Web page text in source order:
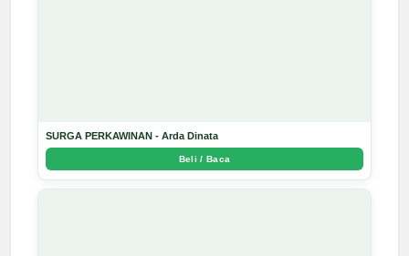
SURGA PERKAWINAN - Arda Dinata
Beli / Baca